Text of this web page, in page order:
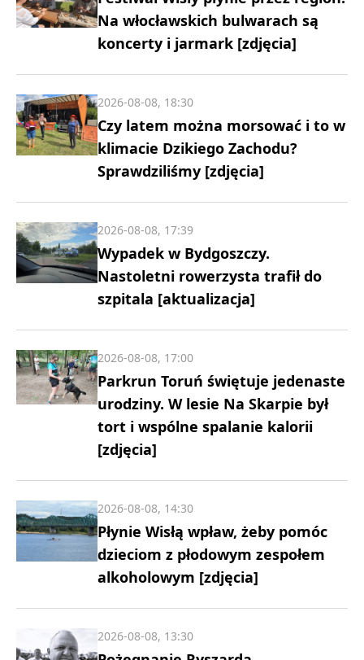
Na włocławskich bulwarach są
koncerty i jarmark [zdjęcia]
Czy latem można morsować i to w
klimacie Dzikiego Zachodu?
Sprawdziliśmy [zdjęcia]
2026-08-08, 18:30
Wypadek w Bydgoszczy.
Nastoletni rowerzysta trafił do
szpitala [aktualizacja]
2026-08-08, 17:39
Parkrun Toruń świętuje jedenaste
urodziny. W lesie Na Skarpie był
tort i wspólne spalanie kalorii
[zdjęcia]
2026-08-08, 17:00
Płynie Wisłą wpław, żeby pomóc
dzieciom z płodowym zespołem
alkoholowym [zdjęcia]
2026-08-08, 14:30
2026-08-08, 13:30